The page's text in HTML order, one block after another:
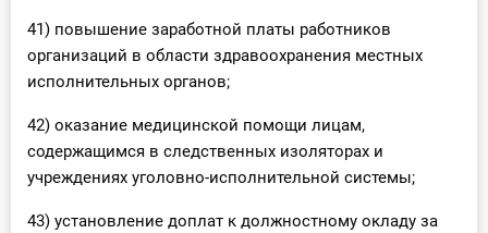
41) повышение заработной платы работников
организаций в области здравоохранения местных
исполнительных органов;
42) оказание медицинской помощи лицам,
содержащимся в следственных изоляторах и
учреждениях уголовно-исполнительной системы;
43) установление доплат к должностному окладу за